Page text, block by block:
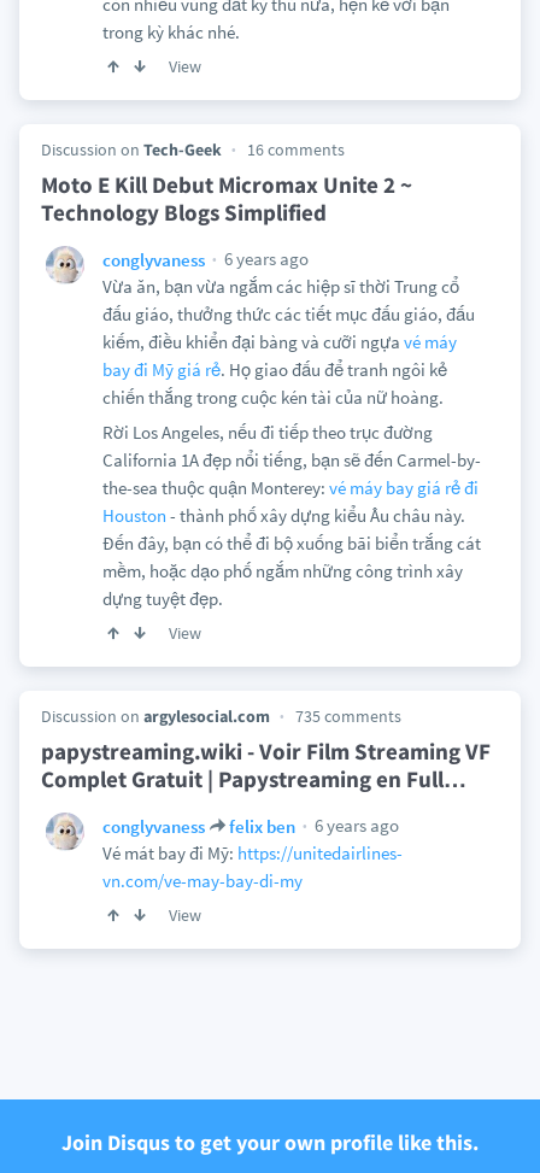
trong kỳ khác nhé.
View
Discussion on Tech-Geek 16 comments
Moto E Kill Debut Micromax Unite 2 ~
Technology Blogs Simplified
conglyvaness
6 years ago
Vừa ăn, bạn vừa ngắm các hiệp sĩ thời Trung cổ
đấu giáo, thưởng thức các tiết mục đấu giáo, đấu
kiếm, điều khiển đại bàng và cưỡi ngựa vé máy
bay đi Mỹ giá rẻ. Họ giao đấu để tranh ngôi kẻ
chiến thắng trong cuộc kén tài của nữ hoàng.
Rời Los Angeles, nếu đi tiếp theo trục đường
California 1A đẹp nổi tiếng, bạn sẽ đến Carmel-by-
the-sea thuộc quận Monterey: vé máy bay giá rẻ đi
Houston - thành phố xây dựng kiểu Âu châu này.
Đến đây, bạn có thể đi bộ xuống bãi biển trắng cát
mềm, hoặc dạo phố ngắm những công trình xây
dựng tuyệt đẹp.
View
Discussion on argylesocial.com 735 comments
papystreaming.wiki - Voir Film Streaming VF
Complet Gratuit | Papystreaming en Full…
conglyvaness felix ben
6 years ago
Vé mát bay đi Mỹ: https://unitedairlines-
vn.com/ve-may-bay-di-my
View
Join Disqus to get your own profile like this.